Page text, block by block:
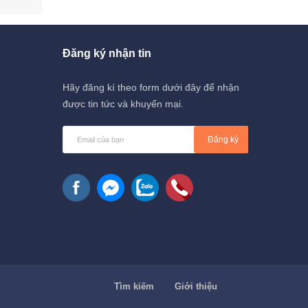
Đăng ký nhận tin
Hãy đăng kí theo form dưới đây để nhận
được tin tức và khuyến mại.
Đăng ký
Tìm kiếm Giới thiệu